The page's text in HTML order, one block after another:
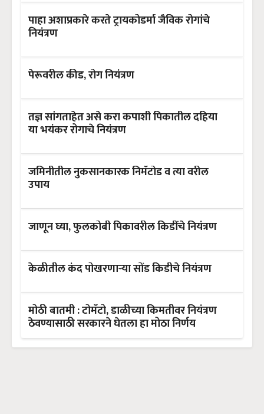
पाहा अशाप्रकारे करते ट्रायकोडर्मा जैविक रोगांचे
नियंत्रण
पेरूवरील कीड, रोग नियंत्रण
तज्ञ सांगताहेत असे करा कपाशी पिकातील दहिया
या भयंकर रोगाचे नियंत्रण
जमिनीतील नुकसानकारक निमॅटोड व त्या वरील
उपाय
जाणून घ्या, फुलकोबी पिकावरील किडींचे नियंत्रण
केळीतील कंद पोखरणाऱ्या सोंड किडीचे नियंत्रण
मोठी बातमी : टोमॅटो, डाळीच्या किमतीवर नियंत्रण
ठेवण्यासाठी सरकारने घेतला हा मोठा निर्णय